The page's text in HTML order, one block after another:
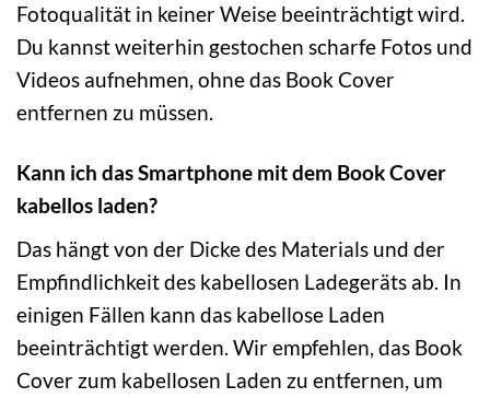
Fotoqualität in keiner Weise beeinträchtigt wird.
Du kannst weiterhin gestochen scharfe Fotos und
Videos aufnehmen, ohne das Book Cover
entfernen zu müssen.
Kann ich das Smartphone mit dem Book Cover
kabellos laden?
Das hängt von der Dicke des Materials und der
Empfindlichkeit des kabellosen Ladegeräts ab. In
einigen Fällen kann das kabellose Laden
beeinträchtigt werden. Wir empfehlen, das Book
Cover zum kabellosen Laden zu entfernen, um